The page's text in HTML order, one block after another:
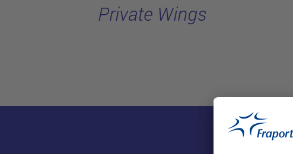
Private Wings